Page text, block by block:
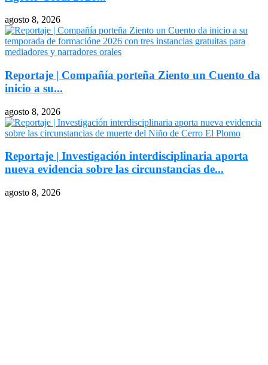
agosto 8, 2026
Reportaje | Compañía porteña Ziento un Cuento da
inicio a su...
agosto 8, 2026
Reportaje | Investigación interdisciplinaria aporta
nueva evidencia sobre las circunstancias de...
agosto 8, 2026